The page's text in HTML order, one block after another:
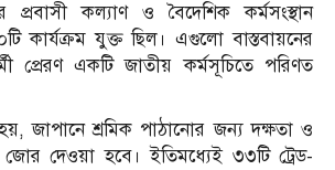
প্রবাসী কল্যাণ ও বৈদেশিক কর্মসংস্থান
কার্যক্রম যুক্ত ছিল। এগুলো বাস্তবায়নের
প্রেরণ একটি জাতীয় কর্মসূচিতে পরিণত
জাপানে শ্রমিক পাঠানোর জন্য দক্ষতা ও
দেওয়া হবে। ইতিমধ্যেই ৩৩টি ট্রেড-